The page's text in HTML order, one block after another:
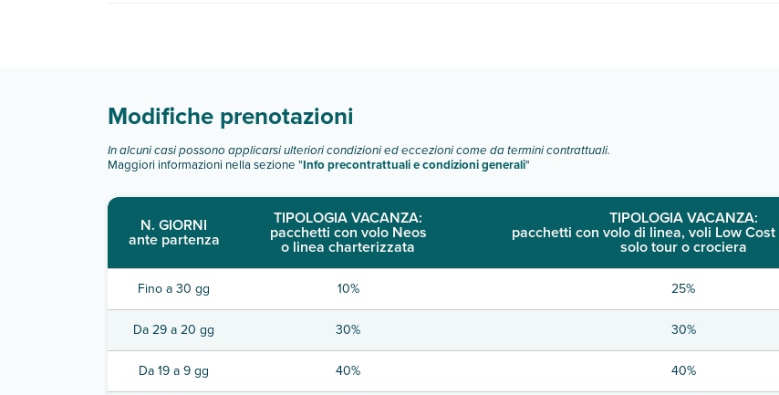
Modifiche prenotazioni
In alcuni casi possono applicarsi ulteriori condizioni ed eccezioni come da termini contrattuali.
Maggiori informazioni nella sezione "Info precontrattuali e condizioni generali"
N. GIORNI
ante partenza
TIPOLOGIA VACANZA:
pacchetti con volo Neos
o linea charterizzata
TIPOLOGIA VACANZA:
pacchetti con volo di linea, voli Low
solo tour o crociera
Fino a 30 gg 10% 25%
Da 29 a 20 gg 30% 30%
Da 19 a 9 gg 40% 40%